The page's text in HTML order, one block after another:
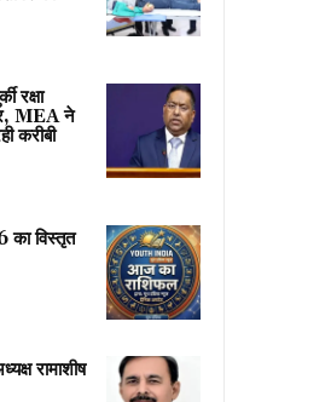
रक्षा
MEA ने
करीबी
विस्तृत
रामाशीष